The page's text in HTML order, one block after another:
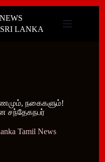
LANKA
நகைகளும்!
சந்தேகநபர்
Tamil News